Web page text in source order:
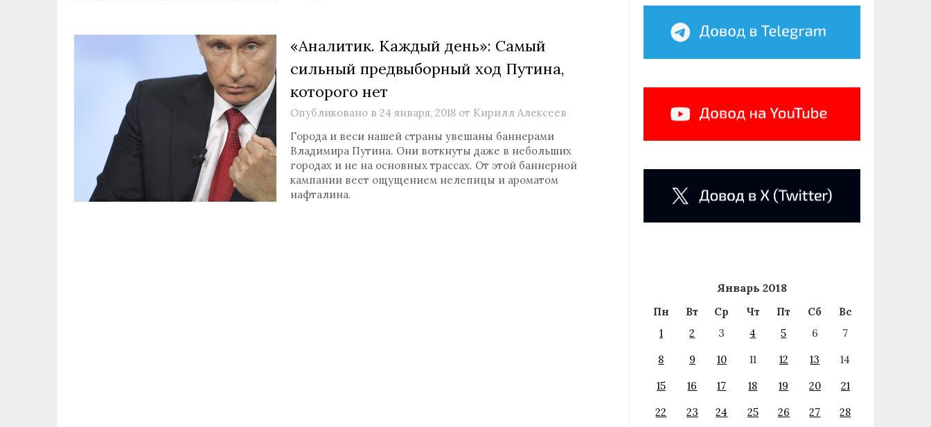
«Аналитик. Каждый день»: Самый
сильный предвыборный ход Путина,
которого нет
Опубликовано в 24 января, 2018от Кирилл Алексеев
Города и веси нашей страны увешаны баннерами
Владимира Путина. Они воткнуты даже в небольших
городах и не на основных трассах. От этой баннерной
кампании веет ощущением нелепицы и ароматом
нафталина.
Январь 2018
Пн Вт Ср Чт Пт Сб
Вс
1
2 3 4 5 6
7
8
9 10 11 12 13
14
15
16 17 18 19 20
21
22
23 24 25 26 27
28